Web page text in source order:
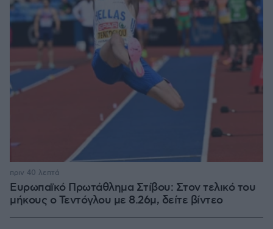
Ευρωπαϊκό Πρωτάθλημα Στίβου: Στον τελικό του
μήκους ο Τεντόγλου με 8.26μ, δείτε βίντεο
πριν 40 λεπτά